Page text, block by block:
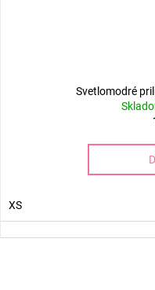
Svetlomodré
XS